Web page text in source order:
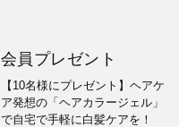
会員プレゼント
【10名様にプレゼント】ヘアケ
ア発想の「ヘアカラージェル」
で自宅で手軽に白髪ケアを！